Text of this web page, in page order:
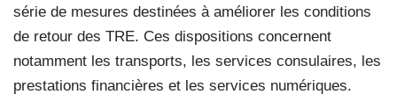
série de mesures destinées à améliorer les conditions
de retour des TRE. Ces dispositions concernent
notamment les transports, les services consulaires, les
prestations financières et les services numériques.